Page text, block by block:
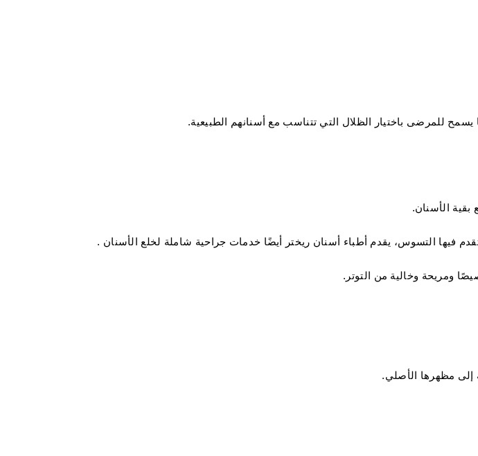
للمرضى باختيار الظلال التي تتناسب مع أسنانهم الطبيعية.
الأسنان.
التسوس، يقدم أطباء أسنان ريختر أيضًا خدمات جراحية شاملة لخلع الأسنان .
ومريحة وخالية من التوتر.
إلى مظهرها الأصلي.